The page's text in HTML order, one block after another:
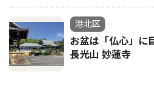
港北区
お盆は「仏心」
長光山 妙蓮寺